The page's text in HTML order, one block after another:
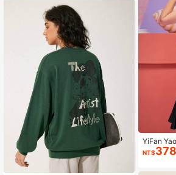
YiFan
色天鹅绒
日、外出
NT$378